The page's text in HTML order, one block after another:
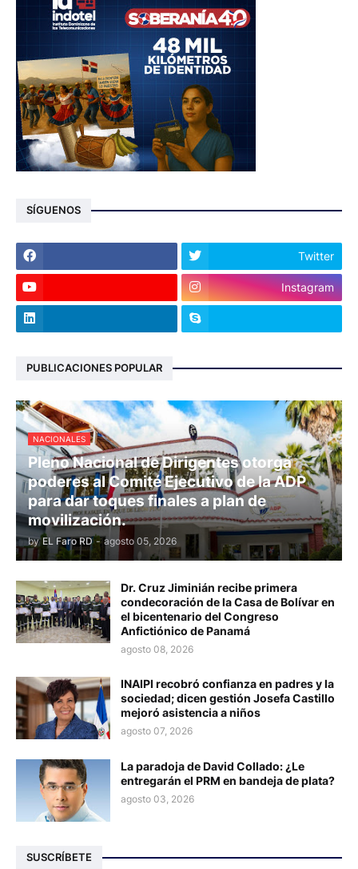
SÍGUENOS
Twitter
Instagram
PUBLICACIONES POPULAR
NACIONALES
Pleno Nacional de Dirigentes otorga
poderes al Comité Ejecutivo de la ADP
para dar toques finales a plan de
movilización.
by EL Faro RD - agosto 05, 2026
Dr. Cruz Jiminián recibe primera
condecoración de la Casa de Bolívar en
el bicentenario del Congreso
Anfictiónico de Panamá
agosto 08, 2026
INAIPI recobró confianza en padres y la
sociedad; dicen gestión Josefa Castillo
mejoró asistencia a niños
agosto 07, 2026
La paradoja de David Collado: ¿Le
entregarán el PRM en bandeja de plata?
agosto 03, 2026
SUSCRÍBETE